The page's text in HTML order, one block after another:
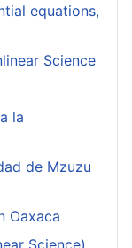
equations,
Science
la
de Mzuzu
Oaxaca
Science)